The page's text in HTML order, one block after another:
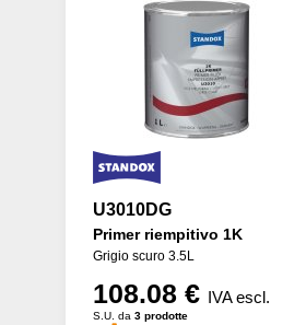
U3010DG
Primer riempitivo 1K
Grigio scuro 3.5L
108.08 € IVA escl.
S.U. da 3 prodotte